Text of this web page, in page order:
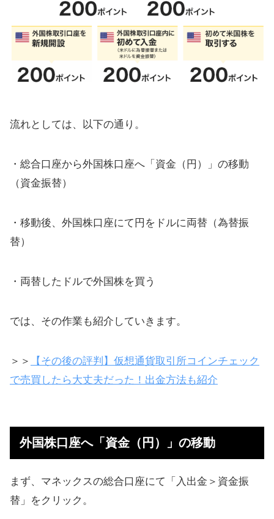
流れとしては、以下の通り。
・総合口座から外国株口座へ「資金（円）」の移動
（資金振替）
・移動後、外国株口座にて円をドルに両替（為替振
替）
・両替したドルで外国株を買う
では、その作業も紹介していきます。
＞＞
【その後の評判】仮想通貨取引所コインチェック
で売買したら大丈夫だった！出金方法も紹介
外国株口座へ「資金（円）」の移動
まず、マネックスの総合口座にて「入出金＞資金振
替」をクリック。